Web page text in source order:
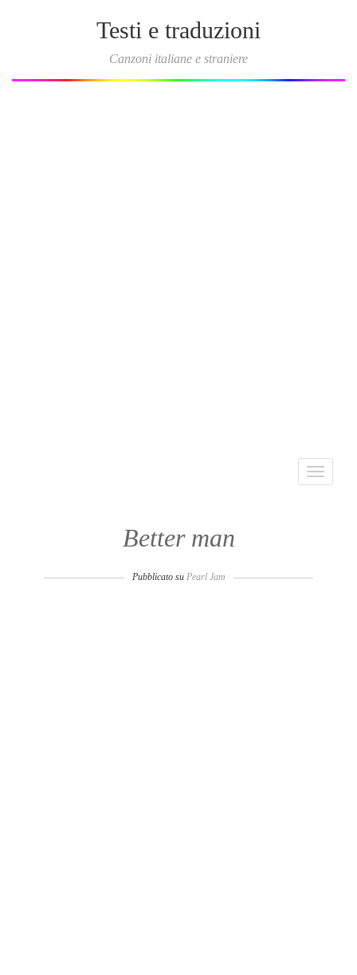
Testi e traduzioni
Canzoni italiane e straniere
Toggle
Better man
Pubblicato su Pearl Jam